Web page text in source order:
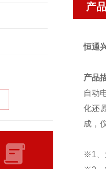
产
恒通
产品
自动
化还
成，
※1